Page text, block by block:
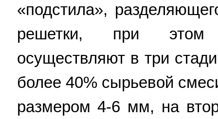
«подстила»,
решетки, при этом
осуществляют в три
более 40% сырьевой
размером 4-6 мм, на